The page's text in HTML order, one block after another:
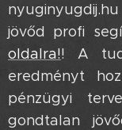
jövőd profi
oldalra!! A
eredményt
pénzügyi
gondtalan